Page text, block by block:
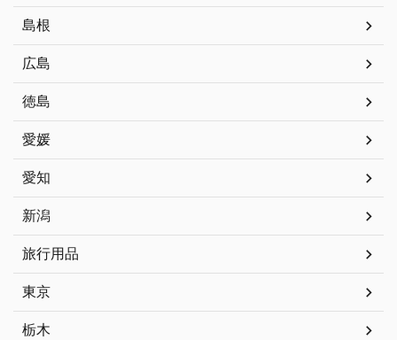
島根
広島
徳島
愛媛
愛知
新潟
旅行用品
東京
栃木